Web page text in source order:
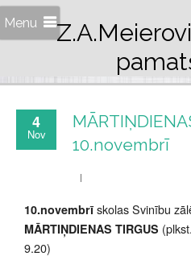
Menu
4
Nov
10.novembrī
10.novembrīskolas Svinību
MĀRTIŅDIENAS TIRGUS
9.20)